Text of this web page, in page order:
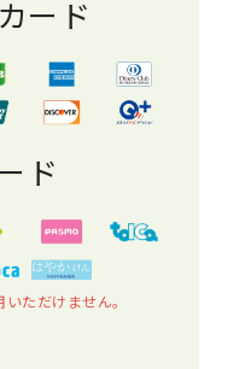
ード
ド
ただけません。